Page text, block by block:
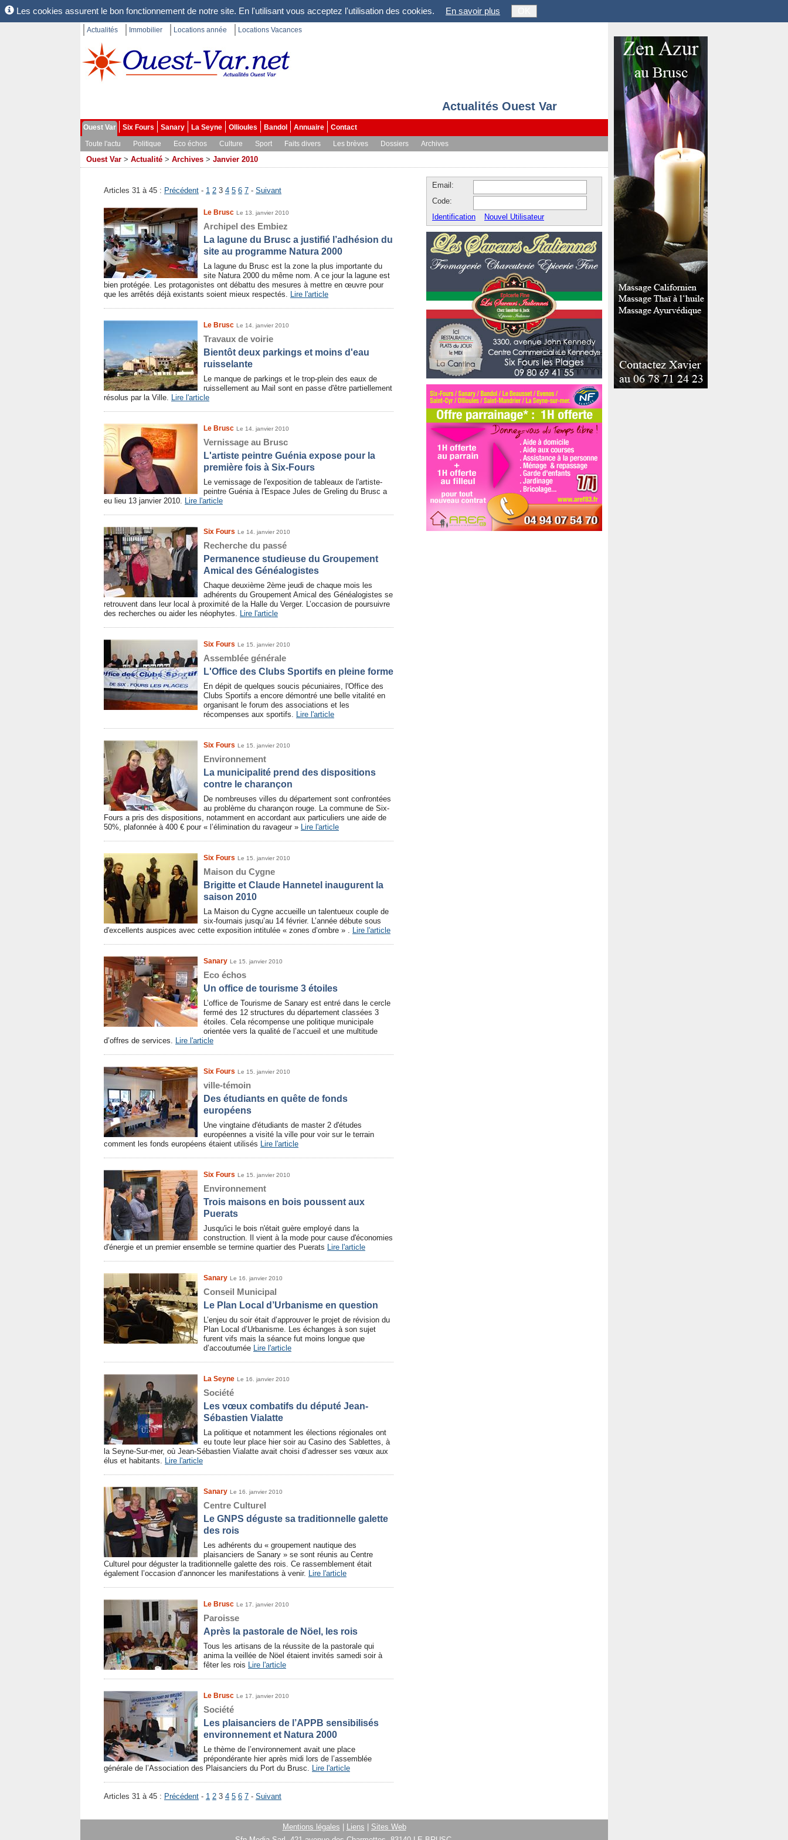
Les cookies assurent le bon fonctionnement de notre site. En l'utilisant vous acceptez l'utilisation des cookies. En savoir plus
Actualités Immobilier Locations année Locations Vacances
Actualités Ouest Var
Ouest Var Six Fours Sanary La Seyne Ollioules Bandol Annuaire
Contact
Toute l'actu
Politique Eco échos Culture Sport Faits divers Les brèves Dossiers Archives
Ouest Var > Actualité > Archives > Janvier 2010
Articles 31 à 45 : Précédent - 1 2 3 4 5 6 7 - Suivant
Le Brusc Le 13. janvier 2010
Archipel des Embiez
La lagune du Brusc a justifié l’adhésion du
site au programme Natura 2000
La lagune du Brusc est la zone la plus importante du
site Natura 2000 du même nom. A ce jour la lagune est
bien protégée. Les protagonistes ont débattu des mesures à mettre en œuvre pour
que les arrêtés déjà existants soient mieux respectés. Lire l'article
Le Brusc Le 14. janvier 2010
Travaux de voirie
Bientôt deux parkings et moins d'eau
ruisselante
Le manque de parkings et le trop-plein des eaux de
ruissellement au Mail sont en passe d'être partiellement
résolus par la Ville. Lire l'article
Le Brusc Le 14. janvier 2010
Vernissage au Brusc
L'artiste peintre Guénia expose pour la
première fois à Six-Fours
Le vernissage de l'exposition de tableaux de l'artiste-
peintre Guénia à l'Espace Jules de Greling du Brusc a
eu lieu 13 janvier 2010. Lire l'article
Six Fours Le 14. janvier 2010
Recherche du passé
Permanence studieuse du Groupement
Amical des Généalogistes
Chaque deuxième 2ème jeudi de chaque mois les
adhérents du Groupement Amical des Généalogistes se
retrouvent dans leur local à proximité de la Halle du Verger. L’occasion de poursuivre
des recherches ou aider les néophytes. Lire l'article
Six Fours Le 15. janvier 2010
Assemblée générale
L'Office des Clubs Sportifs en pleine forme
En dépit de quelques soucis pécuniaires, l'Office des
Clubs Sportifs a encore démontré une belle vitalité en
organisant le forum des associations et les
récompenses aux sportifs. Lire l'article
Six Fours Le 15. janvier 2010
Environnement
La municipalité prend des dispositions
contre le charançon
De nombreuses villes du département sont confrontées
au problème du charançon rouge. La commune de Six-
Fours a pris des dispositions, notamment en accordant aux particuliers une aide de
50%, plafonnée à 400 € pour « l’élimination du ravageur » Lire l'article
Six Fours Le 15. janvier 2010
Maison du Cygne
Brigitte et Claude Hannetel inaugurent la
saison 2010
La Maison du Cygne accueille un talentueux couple de
six-fournais jusqu’au 14 février. L’année débute sous
d'excellents auspices avec cette exposition intitulée « zones d’ombre » . Lire l'article
Sanary Le 15. janvier 2010
Eco échos
Un office de tourisme 3 étoiles
L’office de Tourisme de Sanary est entré dans le cercle
fermé des 12 structures du département classées 3
étoiles. Cela récompense une politique municipale
orientée vers la qualité de l’accueil et une multitude
d’offres de services. Lire l'article
Six Fours Le 15. janvier 2010
ville-témoin
Des étudiants en quête de fonds
européens
Une vingtaine d'étudiants de master 2 d'études
européennes a visité la ville pour voir sur le terrain
comment les fonds européens étaient utilisés Lire l'article
Six Fours Le 15. janvier 2010
Environnement
Trois maisons en bois poussent aux
Puerats
Jusqu'ici le bois n'était guère employé dans la
construction. Il vient à la mode pour cause d'économies
d'énergie et un premier ensemble se termine quartier des Puerats Lire l'article
Sanary Le 16. janvier 2010
Conseil Municipal
Le Plan Local d’Urbanisme en question
L’enjeu du soir était d’approuver le projet de révision du
Plan Local d’Urbanisme. Les échanges à son sujet
furent vifs mais la séance fut moins longue que
d’accoutumée Lire l'article
La Seyne Le 16. janvier 2010
Société
Les vœux combatifs du député Jean-
Sébastien Vialatte
La politique et notamment les élections régionales ont
eu toute leur place hier soir au Casino des Sablettes, à
la Seyne-Sur-mer, où Jean-Sébastien Vialatte avait choisi d’adresser ses vœux aux
élus et habitants. Lire l'article
Sanary Le 16. janvier 2010
Centre Culturel
Le GNPS déguste sa traditionnelle galette
des rois
Les adhérents du « groupement nautique des
plaisanciers de Sanary » se sont réunis au Centre
Culturel pour déguster la traditionnelle galette des rois. Ce rassemblement était
également l’occasion d’annoncer les manifestations à venir. Lire l'article
Le Brusc Le 17. janvier 2010
Paroisse
Après la pastorale de Nöel, les rois
Tous les artisans de la réussite de la pastorale qui
anima la veillée de Nöel étaient invités samedi soir à
fêter les rois Lire l'article
Le Brusc Le 17. janvier 2010
Société
Les plaisanciers de l’APPB sensibilisés
environnement et Natura 2000
Le thème de l’environnement avait une place
prépondérante hier après midi lors de l’assemblée
générale de l’Association des Plaisanciers du Port du Brusc. Lire l'article
Articles 31 à 45 : Précédent - 1 2 3 4 5 6 7 - Suivant
Email:
Code:
Identification
Nouvel Utilisateur
Mentions légales Liens
Sites Web